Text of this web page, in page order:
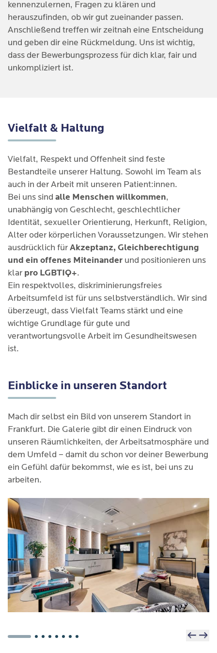
kennenzulernen, Fragen zu klären und
herauszufinden, ob wir gut zueinander passen.
Anschließend treffen wir zeitnah eine Entscheidung
und geben dir eine Rückmeldung. Uns ist wichtig,
dass der Bewerbungsprozess für dich klar, fair und
unkompliziert ist.
Vielfalt & Haltung
Vielfalt, Respekt und Offenheit sind feste
Bestandteile unserer Haltung. Sowohl im Team als
auch in der Arbeit mit unseren Patient:innen.
Bei uns sind alle Menschen willkommen,
unabhängig von Geschlecht, geschlechtlicher
Identität, sexueller Orientierung, Herkunft, Religion,
Alter oder körperlichen Voraussetzungen. Wir stehen
ausdrücklich fürAkzeptanz, Gleichberechtigung
und ein offenes Miteinander und positionieren uns
klar pro LGBTIQ+.
Ein respektvolles, diskriminierungsfreies
Arbeitsumfeld ist für uns selbstverständlich. Wir sind
überzeugt, dass Vielfalt Teams stärkt und eine
wichtige Grundlage für gute und
verantwortungsvolle Arbeit im Gesundheitswesen
ist.
Einblicke in unseren Standort
Mach dir selbst ein Bild von unserem Standort in
Frankfurt. Die Galerie gibt dir einen Eindruck von
unseren Räumlichkeiten, der Arbeitsatmosphäre und
dem Umfeld – damit du schon vor deiner Bewerbung
ein Gefühl dafür bekommst, wie es ist, bei uns zu
arbeiten.